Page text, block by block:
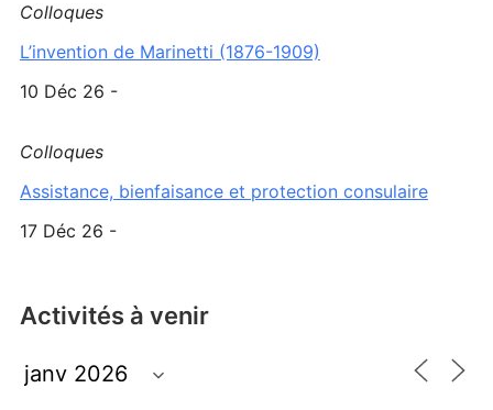
Colloques
L’invention de Marinetti (1876-1909)
10 Déc 26 -
Colloques
Assistance, bienfaisance et protection consulaire
17 Déc 26 -
Activités à venir